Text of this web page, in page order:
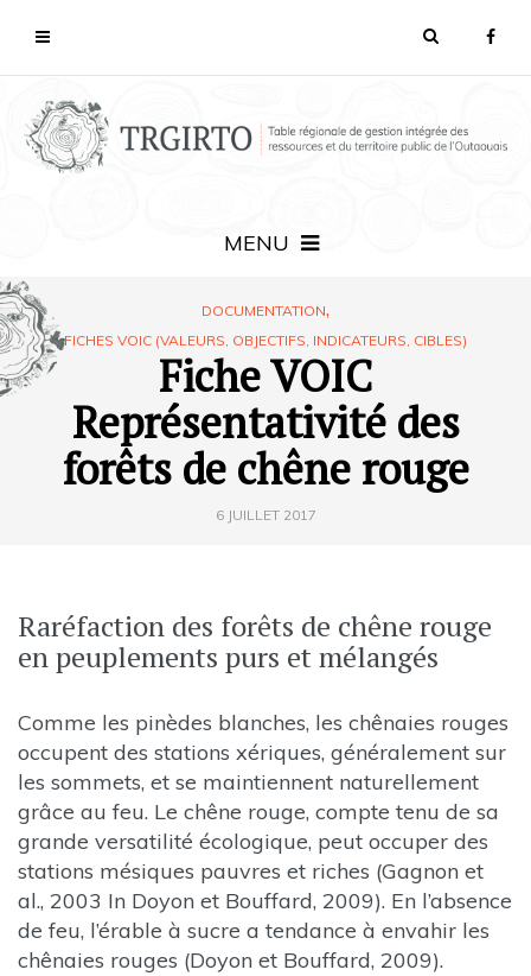
MENU
DOCUMENTATION,
FICHES VOIC (VALEURS, OBJECTIFS, INDICATEURS, CIBLES)
Fiche VOIC
Représentativité des
forêts de chêne rouge
6 JUILLET 2017
Raréfaction des forêts de chêne rouge
en peuplements purs et mélangés
Comme les pinèdes blanches, les chênaies rouges
occupent des stations xériques, généralement sur
les sommets, et se maintiennent naturellement
grâce au feu. Le chêne rouge, compte tenu de sa
grande versatilité écologique, peut occuper des
stations mésiques pauvres et riches (Gagnon et
al., 2003 In Doyon et Bouffard, 2009). En l’absence
de feu, l’érable à sucre a tendance à envahir les
chênaies rouges (Doyon et Bouffard, 2009).